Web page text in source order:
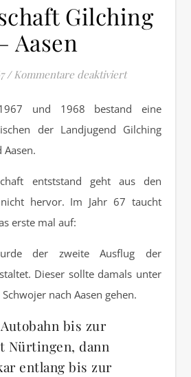
Gilching
Aasen
/ Kommentare deaktiviertfür
der Landjugend Gilching
entststand geht aus den
hervor. Im Jahr 67 taucht
erste mal auf:
der zweite Ausflug der
Dieser sollte damals unter
nach Aasen gehen.
bis zur
Nürtingen, dann
entlang bis zur